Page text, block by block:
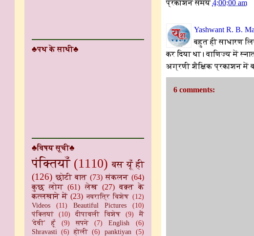
प्रकाशन समय4:00:00 am
Yashwant R. B.
बहुत ही साधारण
कर दिया था। वाणिज्य में
अग्रणी शैक्षिक प्रकाशन में
6 comments:
♣पथ के साथी♣
♣विषय सूची♣
पंक्तियाँ (1110) बस यूँ ही
(126) छोटी बात (73) संकलन (64)
कुछ लोग (61) लेख (27) वक़्त के
कत्लखाने में (23) नवरात्रि विशेष (12)
Videos
(11) Beautiful Pictures
(10)
पंक्तियां
(10) दीपावली विशेष (9)
मैं
'देवी' हूँ
(9) सपने (7) English
(6)
Shravasti (6) होली (6) panktiyan
(5)